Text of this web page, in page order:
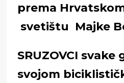
prema
svetištu Majke
SRUZOVCI svake
svojom